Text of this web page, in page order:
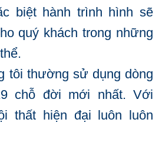
biệt hành trình hình sẽ
quý khách trong những
tôi thường sử dụng dòng
chỗ đời mới nhất. Với
thất hiện đại luôn luôn